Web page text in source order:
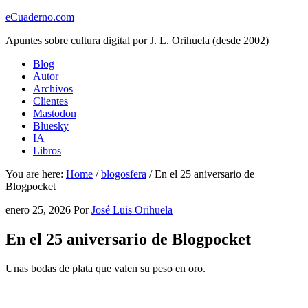
eCuaderno.com
Apuntes sobre cultura digital por J. L. Orihuela (desde 2002)
Blog
Autor
Archivos
Clientes
Mastodon
Bluesky
IA
Libros
You are here: Home / blogosfera /En el 25 aniversario de
Blogpocket
enero 25, 2026 PorJosé Luis Orihuela
En el 25 aniversario de Blogpocket
Unas bodas de plata que valen su peso en oro.